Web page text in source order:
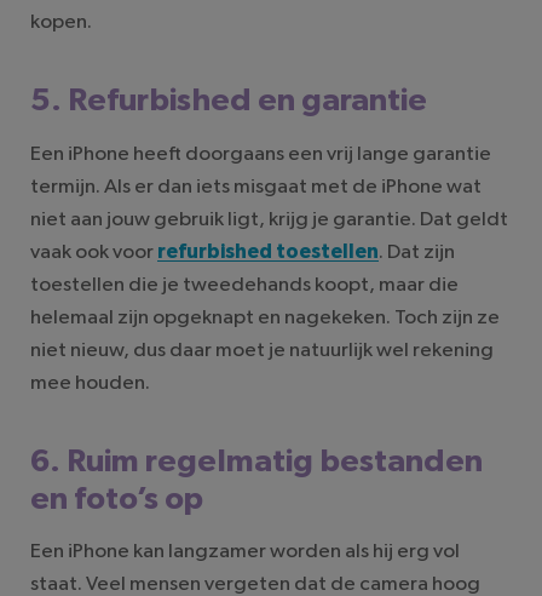
kopen.
5. Refurbished en garantie
Een iPhone heeft doorgaans een vrij lange garantie
termijn. Als er dan iets misgaat met de iPhone wat
niet aan jouw gebruik ligt, krijg je garantie. Dat geldt
vaak ook voor refurbished toestellen. Dat zijn
toestellen die je tweedehands koopt, maar die
helemaal zijn opgeknapt en nagekeken. Toch zijn ze
niet nieuw, dus daar moet je natuurlijk wel rekening
mee houden.
6. Ruim regelmatig bestanden
en foto’s op
Een iPhone kan langzamer worden als hij erg vol
staat. Veel mensen vergeten dat de camera hoog